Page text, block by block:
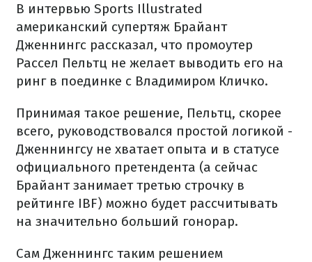
В интервью Sports Illustrated
американский супертяж Брайант
Дженнингс рассказал, что промоутер
Рассел Пельтц не желает выводить его на
ринг в поединке с Владимиром Кличко.
Принимая такое решение, Пельтц, скорее
всего, руководствовался простой логикой -
Дженнингсу не хватает опыта и в статусе
официального претендента (а сейчас
Брайант занимает третью строчку в
рейтинге IBF) можно будет рассчитывать
на значительно больший гонорар.
Сам Дженнингс таким решением